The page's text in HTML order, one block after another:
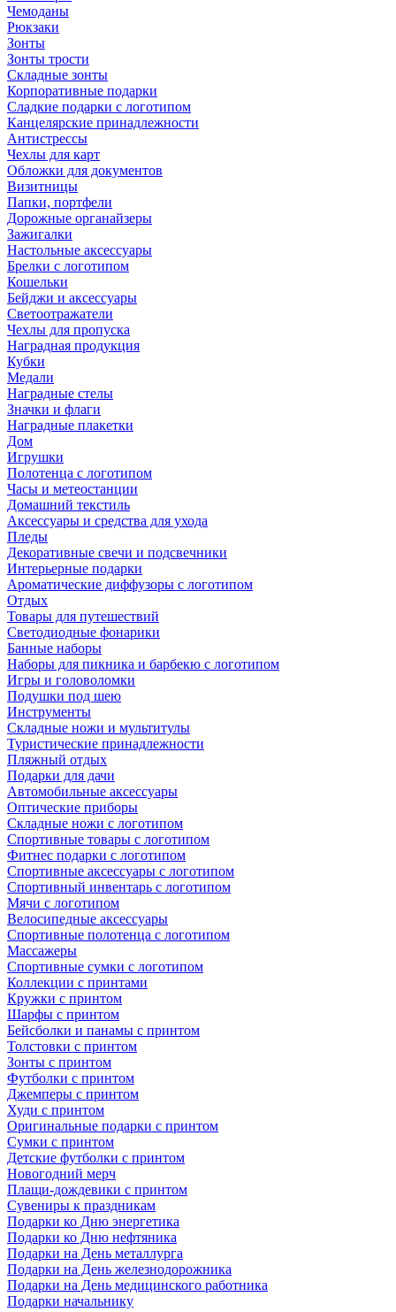
Чемоданы
Рюкзаки
Зонты
Зонты трости
Складные зонты
Корпоративные подарки
Сладкие подарки с логотипом
Канцелярские принадлежности
Антистрессы
Чехлы для карт
Обложки для документов
Визитницы
Папки, портфели
Дорожные органайзеры
Зажигалки
Настольные аксессуары
Брелки с логотипом
Кошельки
Бейджи и аксессуары
Светоотражатели
Чехлы для пропуска
Наградная продукция
Кубки
Медали
Наградные стелы
Значки и флаги
Наградные плакетки
Дом
Игрушки
Полотенца с логотипом
Часы и метеостанции
Домашний текстиль
Аксессуары и средства для ухода
Пледы
Декоративные свечи и подсвечники
Интерьерные подарки
Ароматические диффузоры с логотипом
Отдых
Товары для путешествий
Светодиодные фонарики
Банные наборы
Наборы для пикника и барбекю с логотипом
Игры и головоломки
Подушки под шею
Инструменты
Складные ножи и мультитулы
Туристические принадлежности
Пляжный отдых
Подарки для дачи
Автомобильные аксессуары
Оптические приборы
Складные ножи с логотипом
Спортивные товары с логотипом
Фитнес подарки с логотипом
Спортивные аксессуары с логотипом
Спортивный инвентарь с логотипом
Мячи с логотипом
Велосипедные аксессуары
Спортивные полотенца с логотипом
Массажеры
Спортивные сумки с логотипом
Коллекции с принтами
Кружки с принтом
Шарфы с принтом
Бейсболки и панамы с принтом
Толстовки с принтом
Зонты с принтом
Футболки с принтом
Джемперы с принтом
Худи с принтом
Оригинальные подарки с принтом
Сумки с принтом
Детские футболки с принтом
Новогодний мерч
Плащи-дождевики с принтом
Сувениры к праздникам
Подарки ко Дню энергетика
Подарки ко Дню нефтяника
Подарки на День металлурга
Подарки на День железнодорожника
Подарки на День медицинского работника
Подарки начальнику